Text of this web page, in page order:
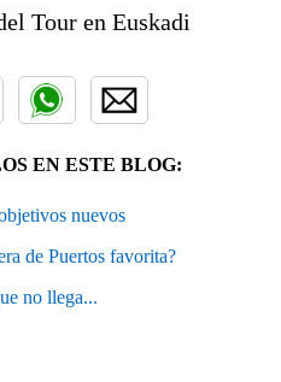
Tour en Euskadi
EN ESTE BLOG:
nuevos
de Puertos favorita?
no llega...